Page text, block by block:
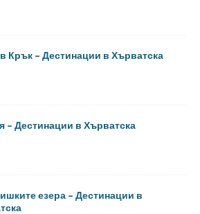
Крък – Дестинации в Хърватска
– Дестинации в Хърватска
езера – Дестинации в